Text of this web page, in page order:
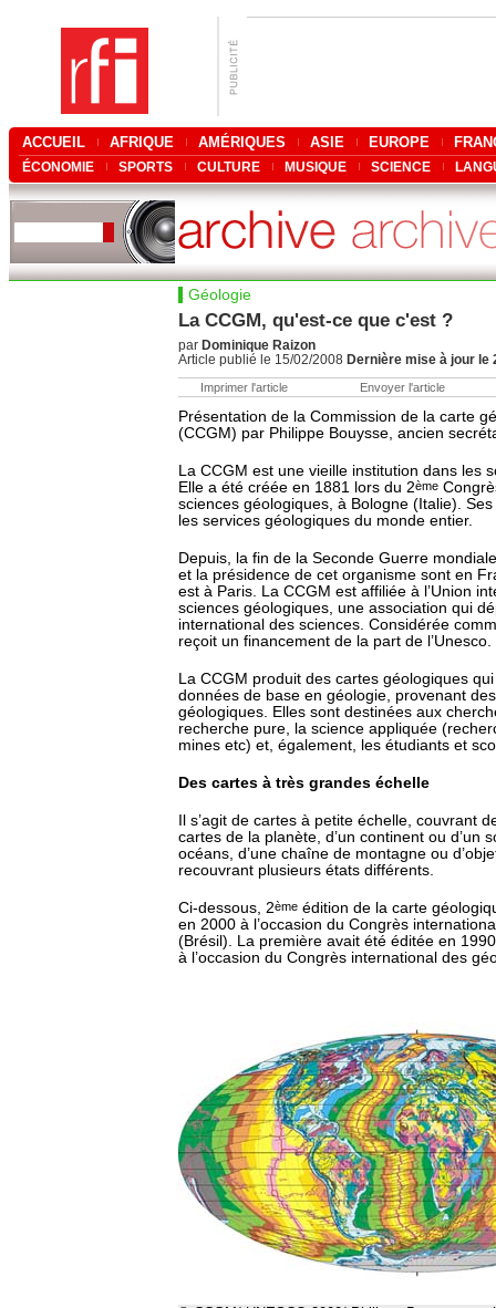
ACCUEIL AFRIQUE AMÉRIQUES ASIE EUROPE
ÉCONOMIE SPORTS CULTURE MUSIQUE SCIENCE
Géologie
La CCGM, qu'est-ce que c'est ?
par Dominique Raizon
Article publié le 15/02/2008 Dernière mise à jour le
Imprimer l'article Envoyer l'article
Présentation de la Commission de la carte
(CCGM) par Philippe Bouysse, ancien
La CCGM est une vieille institution dans les
Elle a été créée en 1881 lors du 2ème
sciences géologiques, à Bologne (Italie).
les services géologiques du monde entier.
Depuis, la fin de la Seconde Guerre
et la présidence de cet organisme sont en
est à Paris. La CCGM est affiliée à l’Union
sciences géologiques, une association qui
international des sciences. Considérée
reçoit un financement de la part de l’Unesco.
La CCGM produit des cartes géologiques
données de base en géologie, provenant
géologiques. Elles sont destinées aux
recherche pure, la science appliquée
mines etc) et, également, les étudiants et
Des cartes à très grandes échelle
Il s’agit de cartes à petite échelle, couvrant
cartes de la planète, d’un continent ou d’un
océans, d’une chaîne de montagne ou
recouvrant plusieurs états différents.
Ci-dessous, 2ème édition de la carte
en 2000 à l’occasion du Congrès
(Brésil). La première avait été éditée en
à l’occasion du Congrès international des